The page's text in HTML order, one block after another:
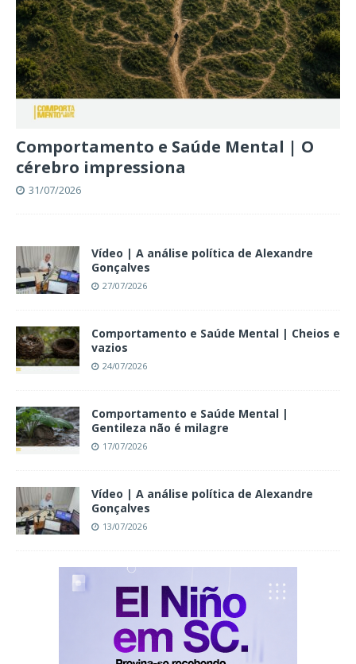
Comportamento e Saúde Mental | O
cérebro impressiona
31/07/2026
Vídeo | A análise política de Alexandre
Gonçalves
27/07/2026
Comportamento e Saúde Mental | Cheios e
vazios
24/07/2026
Comportamento e Saúde Mental |
Gentileza não é milagre
17/07/2026
Vídeo | A análise política de Alexandre
Gonçalves
13/07/2026